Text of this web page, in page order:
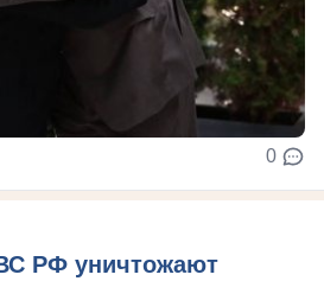
0
РФ уничтожают